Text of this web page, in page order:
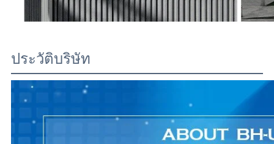
ประวัติบริษัท